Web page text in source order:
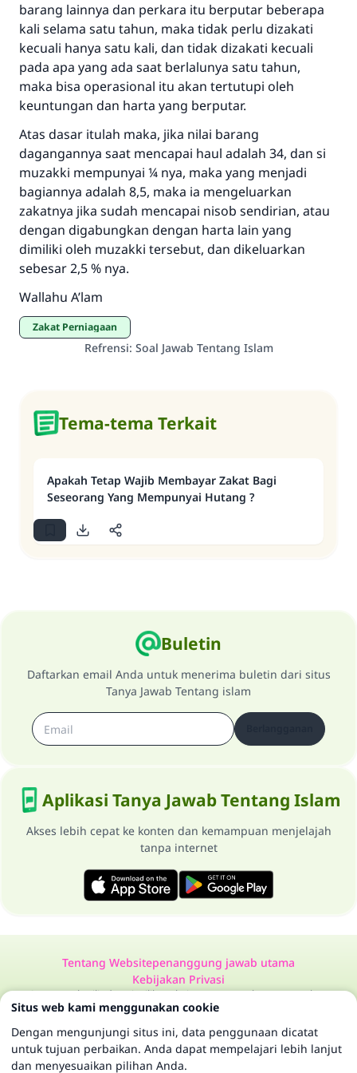
barang lainnya dan perkara itu berputar beberapa
kali selama satu tahun, maka tidak perlu dizakati
kecuali hanya satu kali, dan tidak dizakati kecuali
pada apa yang ada saat berlalunya satu tahun,
maka bisa operasional itu akan tertutupi oleh
keuntungan dan harta yang berputar.
Atas dasar itulah maka, jika nilai barang
dagangannya saat mencapai haul adalah 34, dan si
muzakki mempunyai ¼ nya, maka yang menjadi
bagiannya adalah 8,5, maka ia mengeluarkan
zakatnya jika sudah mencapai nisob sendirian, atau
dengan digabungkan dengan harta lain yang
dimiliki oleh muzakki tersebut, dan dikeluarkan
sebesar 2,5 % nya.
Wallahu A’lam
Zakat Perniagaan
Refrensi: Soal Jawab Tentang Islam
Tema-tema Terkait
Apakah Tetap Wajib Membayar Zakat Bagi
Seseorang Yang Mempunyai Hutang ?
Buletin
Daftarkan email Anda untuk menerima buletin dari situs
Tanya Jawab Tentang islam
Aplikasi Tanya Jawab Tentang Islam
Akses lebih cepat ke konten dan kemampuan menjelajah
tanpa internet
Tentang Websitepenanggung jawab utama
Kebijakan Privasi
Semua Hak Dilindungi Milik Website Tanya Jawab Tentang Islam
1997-2025 ©
Situs web kami menggunakan cookie
Dengan mengunjungi situs ini, data penggunaan dicatat
untuk tujuan perbaikan. Anda dapat mempelajari lebih lanjut
dan menyesuaikan pilihan Anda.